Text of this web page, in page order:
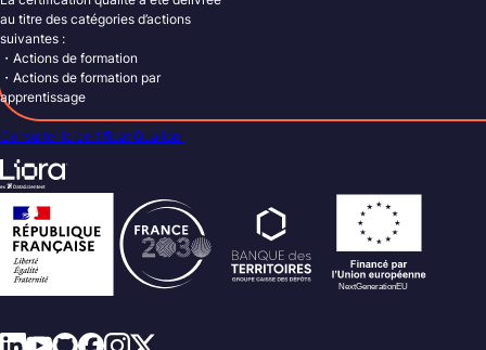
au titre des catégories d’actions
suivantes :
・Actions de formation
・Actions de formation par
apprentissage
Consulter le certificat Qualiopi